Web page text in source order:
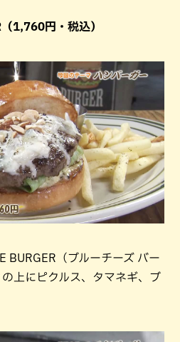
1,760円・税込）
BURGER（ブルーチーズ バー
上にピクルス、タマネギ、ブ